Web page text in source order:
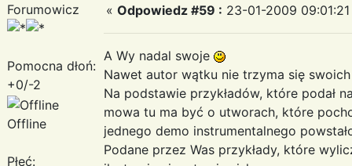
Forumowicz
Pomocna dłoń:
+0/-2
Offline
Płeć:
« Odpowiedz #59 : 23-01-2009
A Wy nadal swoje
Nawet autor wątku nie trzyma się
Na podstawie przykładów, które podał
mowa tu ma być o utworach, które
jednego demo instrumentalnego
Podane przez Was przykłady, które